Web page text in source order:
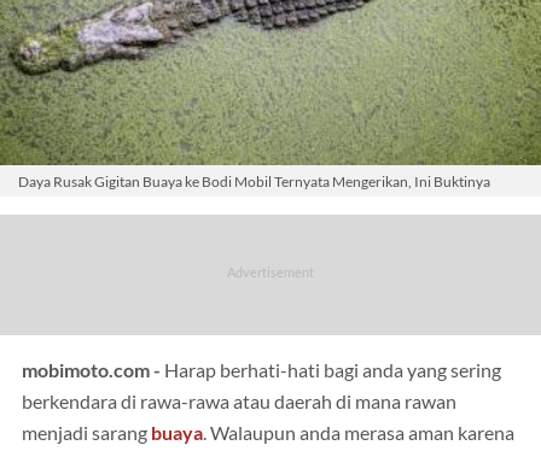
Daya Rusak Gigitan Buaya ke Bodi Mobil Ternyata Mengerikan, Ini Buktinya
mobimoto.com - Harap berhati-hati bagi anda yang sering
berkendara di rawa-rawa atau daerah di mana rawan
menjadi sarang buaya. Walaupun anda merasa aman karena